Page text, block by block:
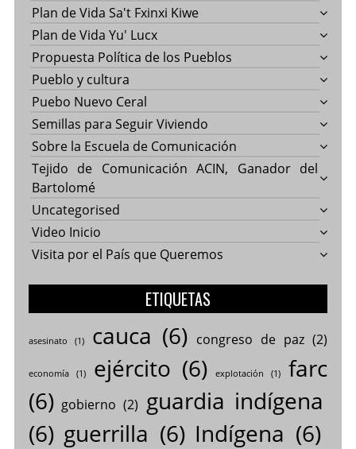
Plan de Vida Sa't Fxinxi Kiwe
Plan de Vida Yu' Lucx
Propuesta Política de los Pueblos
Pueblo y cultura
Puebo Nuevo Ceral
Semillas para Seguir Viviendo
Sobre la Escuela de Comunicación
Tejido de Comunicación ACIN, Ganador del
Bartolomé
Uncategorised
Video Inicio
Visita por el País que Queremos
ETIQUETAS
asesinato (1) cauca (6) congreso de paz(2)
economía(1) ejército (6) explotación (1)
farc
(6) gobierno (2) guardia indígena
(6) guerrilla (6) Indígena (6)